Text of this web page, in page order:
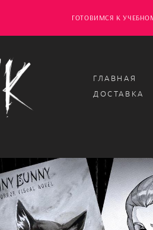
ГОТОВИМСЯ К
ГЛАВНАЯ
ДОСТАВКА